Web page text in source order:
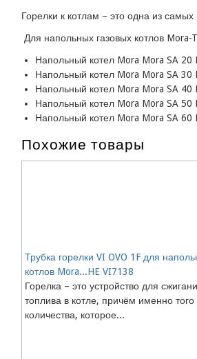
Горелки к котлам – это одна из
Для напольных газовых котлов Mora-
Напольный котел Mora Mora SA 20
Напольный котел Mora Mora SA 30
Напольный котел Mora Mora SA 40
Напольный котел Mora Mora SA 50
Напольный котел Mora Mora SA 60
Похожие товары
Трубка горелки VI OVO 1F для
котлов Mora...HE VI7138
Горелка – это устройство для
топлива в котле, причём именно того
количества, которое...